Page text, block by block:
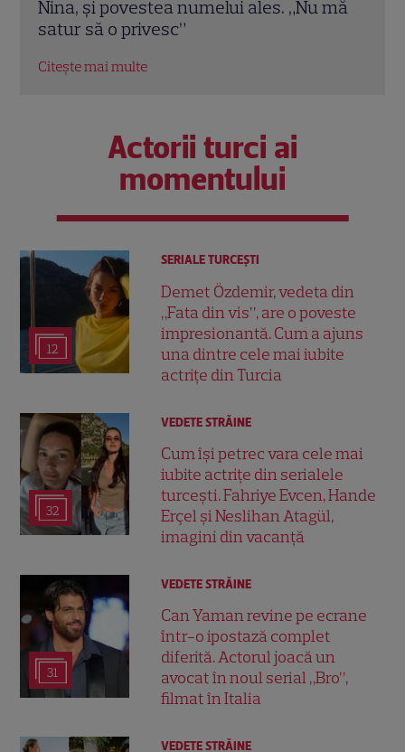
spune designerul despre piesa de
mobilier: „Nu prea ai timp să te cerți”
Citește mai multe
Actorii turci ai
momentului
12
SERIALE TURCEŞTI
Demet Özdemir, vedeta din
„Fata din vis”, are o poveste
impresionantă. Cum a ajuns
una dintre cele mai iubite
actrițe din Turcia
32
VEDETE STRĂINE
Cum își petrec vara cele mai
iubite actrițe din serialele
turcești. Fahriye Evcen, Hande
Erçel și Neslihan Atagül,
imagini din vacanță
31
VEDETE STRĂINE
Can Yaman revine pe ecrane
într-o ipostază complet
diferită. Actorul joacă un
avocat în noul serial „Bro”,
filmat în Italia
VEDETE STRĂINE